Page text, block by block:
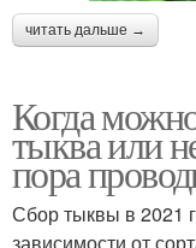
читать дальше →
Когда
тыква или
пора
Сбор тыквы в 2021